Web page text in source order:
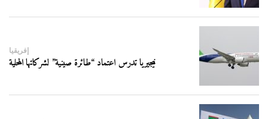
إفريقيا
نيجيريا تدرس اعتماد “طائرة صينية” لشركاتها المحلية